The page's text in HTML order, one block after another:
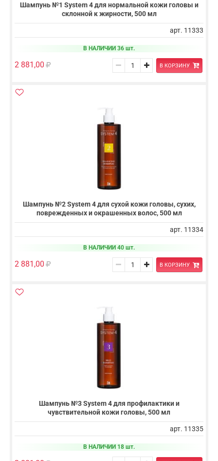
Шампунь №1 System 4 для нормальной кожи головы и
склонной к жирности, 500 мл
арт. 11333
В НАЛИЧИИ 36 шт.
2 881,00 В КОРЗИНУ
Шампунь №2 System 4 для сухой кожи головы, сухих,
поврежденных и окрашенных волос, 500 мл
арт. 11334
В НАЛИЧИИ 40 шт.
2 881,00 В КОРЗИНУ
Шампунь №3 System 4 для профилактики и
чувствительной кожи головы, 500 мл
арт. 11335
В НАЛИЧИИ 18 шт.